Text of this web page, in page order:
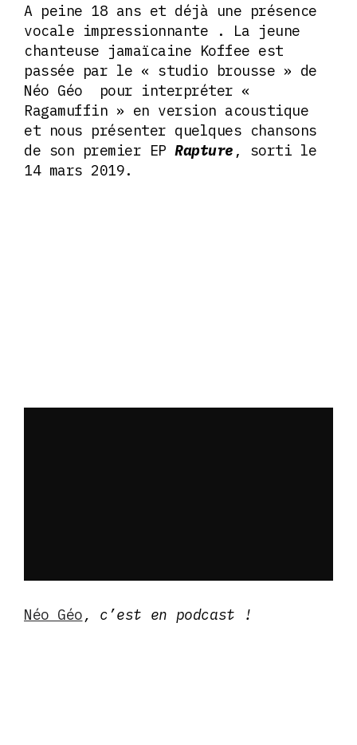
A peine 18 ans et déjà une présence
vocale impressionnante . La jeune
chanteuse jamaïcaine Koffee est
passée par le « studio brousse » de
Néo Géo pour interpréter «
Ragamuffin » en version acoustique
et nous présenter quelques chansons
de son premier EP Rapture , sorti le
14 mars 2019.
Néo Géo, c’est en podcast !